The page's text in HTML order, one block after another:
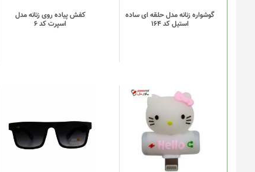
گوشواره زنانه مدل حلقه ای ساده
استیل کد 164
گزینه
ها
محصول
انتخاب
شوند
کفش پیاده روی زنانه مدل
اسپرت کد 6